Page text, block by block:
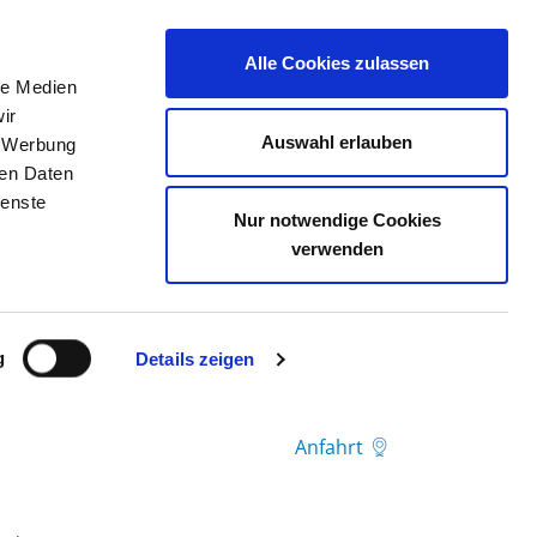
Medien
Daten
Details zeigen
Alle Cookies zulassen
Auswahl erlauben
Nur notwendige Cookies
verwenden
KONTAKT IHRE MEINUNG
Anfahrt